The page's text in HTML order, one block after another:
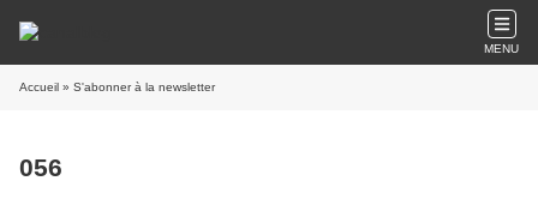
MENU
Accueil » S'abonner à la newsletter
056